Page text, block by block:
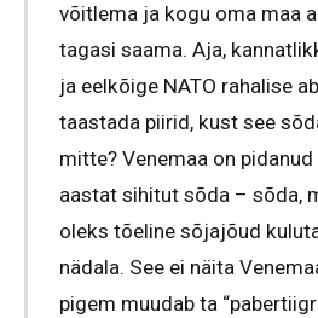
võitlema ja kogu oma maa
tagasi saama. Aja,
ja eelkõige NATO rahalise
taastada piirid, kust see
mitte? Venemaa on
aastat sihitut sõda – sõda,
oleks tõeline sõjajõud
nädala. See ei näita
pigem muudab ta